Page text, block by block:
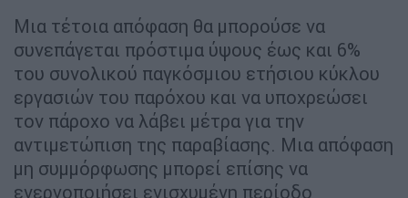
Μια τέτοια απόφαση θα μπορούσε να
συνεπάγεται πρόστιμα ύψους έως και 6%
του συνολικού παγκόσμιου ετήσιου κύκλου
εργασιών του παρόχου και να υποχρεώσει
τον πάροχο να λάβει μέτρα για την
αντιμετώπιση της παραβίασης. Μια απόφαση
μη συμμόρφωσης μπορεί επίσης να
ενεργοποιήσει ενισχυμένη περίοδο